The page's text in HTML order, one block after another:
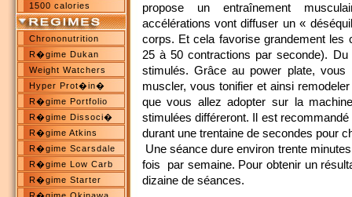
1500 calories
Chrononutrition
R�gime Dukan
Weight Watchers
Hyper Prot�in�
R�gime Portfolio
R�gime Dissoci�
R�gime Atkins
R�gime Scarsdale
R�gime Low Carb
R�gime Starter
propose un entraînement
accélérations vont diffuser un «
corps. Et cela favorise grandement les
25 à 50 contractions par seconde).
stimulés. Grâce au power plate,
muscler, vous tonifier et ainsi
que vous allez adopter sur la
stimulées différeront. Il est
durant une trentaine de secondes pour
Une séance dure environ trente
fois par semaine. Pour obtenir un
dizaine de séances.